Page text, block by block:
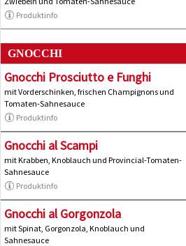
Produktinfo
GNOCCHI
Gnocchi Prosciutto e Funghi
mit Vorderschinken, frischen Champignons und
Tomaten-Sahnesauce
Produktinfo
Gnocchi al Scampi
mit Krabben, Knoblauch und Provincial-Tomaten-
Sahnesauce
Produktinfo
Gnocchi al Gorgonzola
mit Spinat, Gorgonzola, Knoblauch und
Sahnesauce